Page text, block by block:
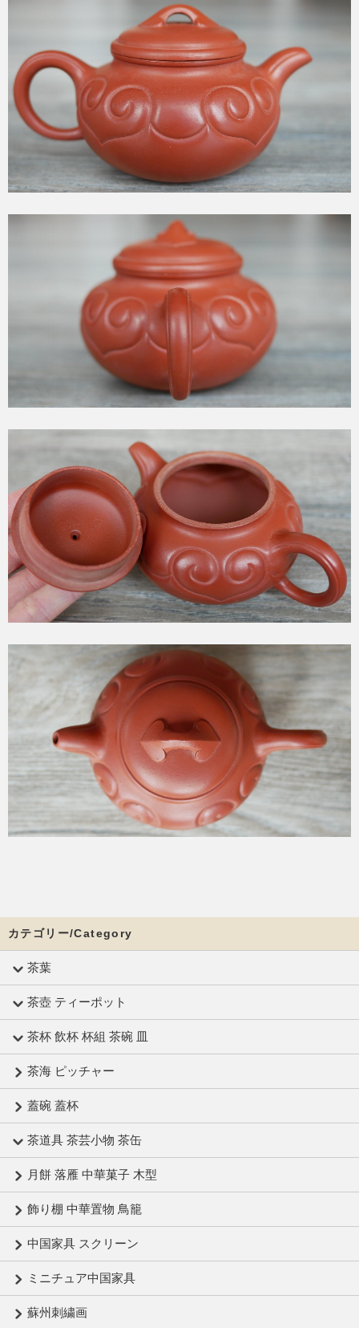
カテゴリー/Category
茶葉
茶壺 ティーポット
茶杯 飲杯 杯組 茶碗 皿
茶海 ピッチャー
蓋碗 蓋杯
茶道具 茶芸小物 茶缶
月餅 落雁 中華菓子 木型
飾り棚 中華置物 鳥籠
中国家具 スクリーン
ミニチュア中国家具
蘇州刺繍画